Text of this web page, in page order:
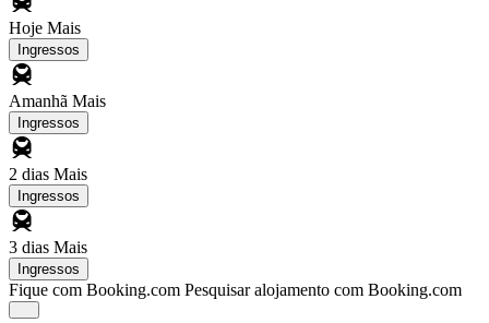
Hoje Mais
Ingressos
Amanhã Mais
Ingressos
2 dias Mais
Ingressos
3 dias Mais
Ingressos
Fique com Booking.com Pesquisar alojamento com Booking.com